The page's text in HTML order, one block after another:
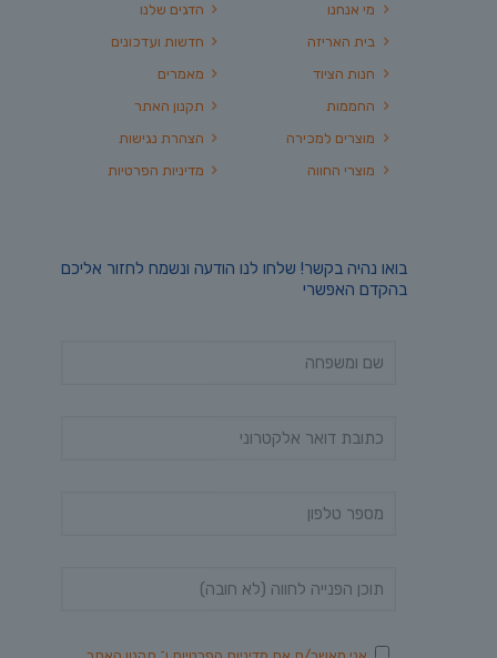
הדגים שלנו
חדשות ועדכונים
מאמרים
תקנון האתר
הצהרת נגישות
מדיניות הפרטיות
מי אנחנו
בית האריזה
חנות הציוד
החממות
מוצרים למכירה
מוצרי החווה
בואו נהיה בקשר! שלחו לנו הודעה ונשמח לחזור אליכם
בהקדם האפשרי